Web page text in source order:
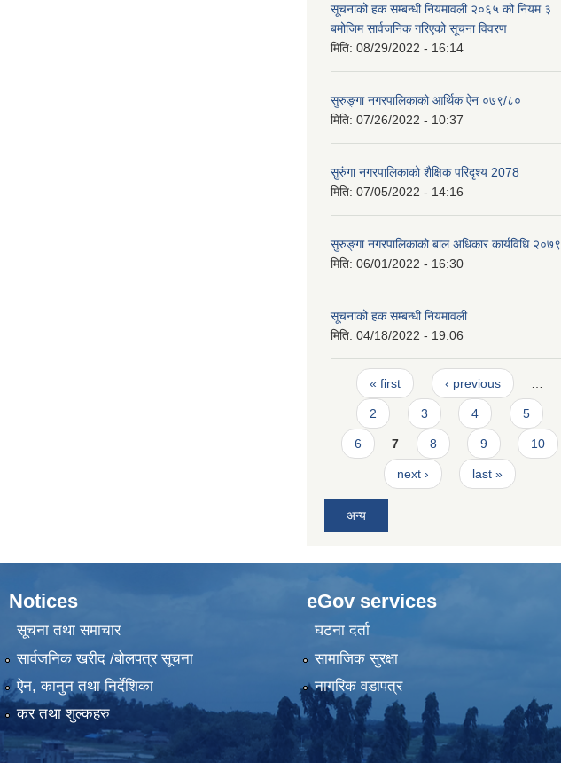
सूचनाको हक सम्बन्धी नियमावली २०६५ को नियम ३
बमोजिम सार्वजनिक गरिएको सूचना विवरण
मिति: 08/29/2022 - 16:14
सुरुङ्गा नगरपालिकाको आर्थिक ऐन ०७९/८०
मिति: 07/26/2022 - 10:37
सुरुंगा नगरपालिकाको शैक्षिक परिदृश्य 2078
मिति: 07/05/2022 - 14:16
सुरुङ्गा नगरपालिकाको बाल अधिकार कार्यविधि २०७९
मिति: 06/01/2022 - 16:30
सूचनाको हक सम्बन्धी नियमावली
मिति: 04/18/2022 - 19:06
Pages
« first ‹ previous …
2 3 4 5
6 7 8 9 10
next › last »
अन्य
Notices
सूचना तथा समाचार
सार्वजनिक खरीद /बोलपत्र सूचना
ऐन, कानुन तथा निर्देशिका
कर तथा शुल्कहरु
eGov services
घटना दर्ता
सामाजिक सुरक्षा
नागरिक वडापत्र